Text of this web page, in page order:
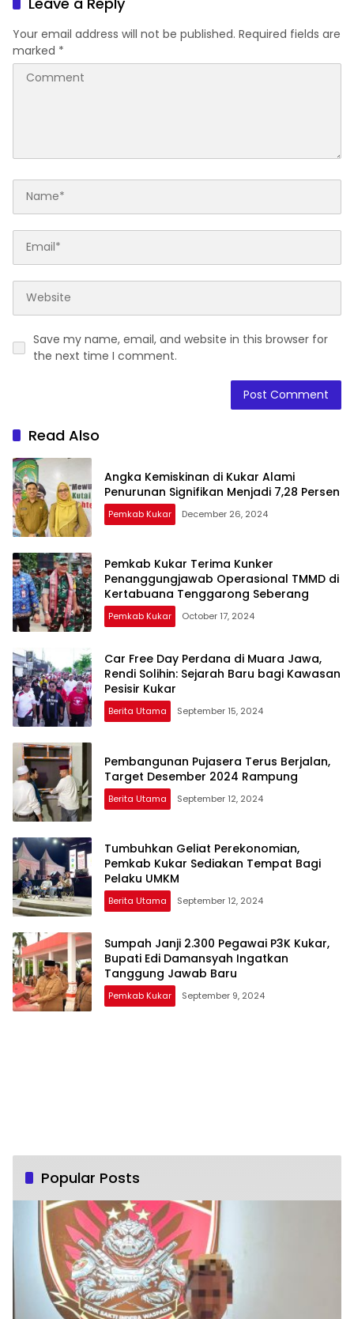
Your email address will not be published. Required fields are
marked *
Save my name, email, and website in this browser for
the next time I comment.
Read Also
Angka Kemiskinan di Kukar Alami
Penurunan Signifikan Menjadi 7,28 Persen
Pemkab Kukar December 26, 2024
Pemkab Kukar Terima Kunker
Penanggungjawab Operasional TMMD di
Kertabuana Tenggarong Seberang
Pemkab Kukar October 17, 2024
Car Free Day Perdana di Muara Jawa,
Rendi Solihin: Sejarah Baru bagi Kawasan
Pesisir Kukar
Berita Utama September 15, 2024
Pembangunan Pujasera Terus Berjalan,
Target Desember 2024 Rampung
Berita Utama September 12, 2024
Tumbuhkan Geliat Perekonomian,
Pemkab Kukar Sediakan Tempat Bagi
Pelaku UMKM
Berita Utama September 12, 2024
Sumpah Janji 2.300 Pegawai P3K Kukar,
Bupati Edi Damansyah Ingatkan
Tanggung Jawab Baru
Pemkab Kukar September 9, 2024
Popular Posts